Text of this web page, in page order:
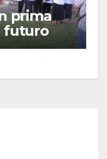
prima
futuro